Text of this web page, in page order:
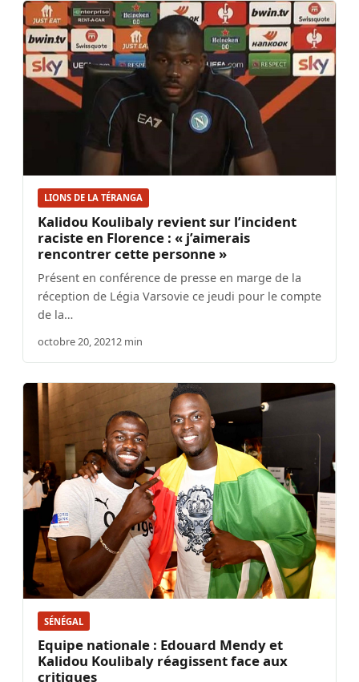
LIONS DE LA TÉRANGA
Kalidou Koulibaly revient sur l’incident
raciste en Florence : « j’aimerais
rencontrer cette personne »
Présent en conférence de presse en marge de la
réception de Légia Varsovie ce jeudi pour le compte
de la…
octobre 20, 20212 min
SÉNÉGAL
Equipe nationale : Edouard Mendy et
Kalidou Koulibaly réagissent face aux
critiques